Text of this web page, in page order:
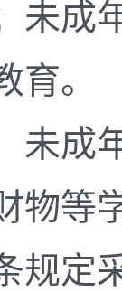
未成
。
年
物等
规定